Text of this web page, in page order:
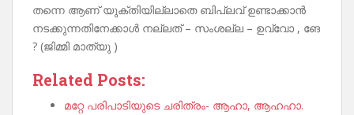
തന്നെ ആണ് യുക്തിയില്ലാതെ ബിപ്ലവ് ഉണ്ടാക്കാൻ
നടക്കുന്നതിനേക്കാൾ നല്ലത് – സംശല്ല – ഉവ്വോ , ങേ
? (ജിമ്മി മാത്യു )
Related Posts:
മറ്റേ പരിപാടിയുടെ ചരിത്രം- ആഹാ, ആഹഹാ.